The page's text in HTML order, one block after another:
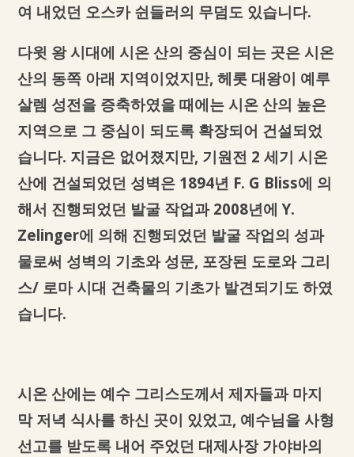
여 내었던 오스카 쉰들러의 무덤도 있습니다.
다윗 왕 시대에 시온 산의 중심이 되는 곳은 시온
산의 동쪽 아래 지역이었지만, 헤롯 대왕이 예루
살렘 성전을 증축하였을 때에는 시온 산의 높은
지역으로 그 중심이 되도록 확장되어 건설되었
습니다. 지금은 없어졌지만, 기원전 2 세기 시온
산에 건설되었던 성벽은 1894년 F. G Bliss에 의
해서 진행되었던 발굴 작업과 2008년에 Y.
Zelinger에 의해 진행되었던 발굴 작업의 성과
물로써 성벽의 기초와 성문, 포장된 도로와 그리
스/ 로마 시대 건축물의 기초가 발견되기도 하였
습니다.
시온 산에는 예수 그리스도께서 제자들과 마지
막 저녁 식사를 하신 곳이 있었고, 예수님을 사형
선고를 받도록 내어 주었던 대제사장 가야바의